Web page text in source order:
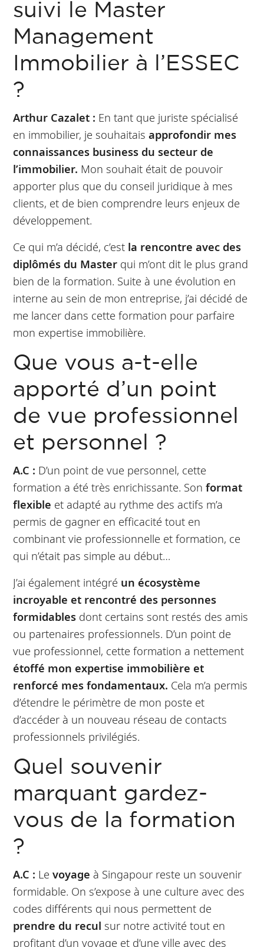
suivi le Master
Management
Immobilier à l’ESSEC
?
Arthur Cazalet : En tant que juriste spécialisé
en immobilier, je souhaitaisapprofondir mes
connaissances business du secteur de
l’immobilier. Mon souhait était de pouvoir
apporter plus que du conseil juridique à mes
clients, et de bien comprendre leurs enjeux de
développement.
Ce qui m’a décidé, c’est la rencontre avec des
diplômés du Master qui m’ont dit le plus grand
bien de la formation. Suite à une évolution en
interne au sein de mon entreprise, j’ai décidé de
me lancer dans cette formation pour parfaire
mon expertise immobilière.
Que vous a-t-elle
apporté d’un point
de vue professionnel
et personnel ?
A.C : D’un point de vue personnel, cette
formation a été très enrichissante. Sonformat
flexible et adapté au rythme des actifs m’a
permis de gagner en efficacité tout en
combinant vie professionnelle et formation, ce
qui n’était pas simple au début…
J’ai également intégré un écosystème
incroyable et rencontré des personnes
formidables dont certains sont restés des amis
ou partenaires professionnels. D’un point de
vue professionnel, cette formation a nettement
étoffé mon expertise immobilière et
renforcé mes fondamentaux. Cela m’a permis
d’étendre le périmètre de mon poste et
d’accéder à un nouveau réseau de contacts
professionnels privilégiés.
Quel souvenir
marquant gardez-
vous de la formation
?
A.C : Levoyage à Singapour reste un souvenir
formidable. On s’expose à une culture avec des
codes différents qui nous permettent de
prendre du recul sur notre activité tout en
profitant d’un voyage et d’une ville avec des